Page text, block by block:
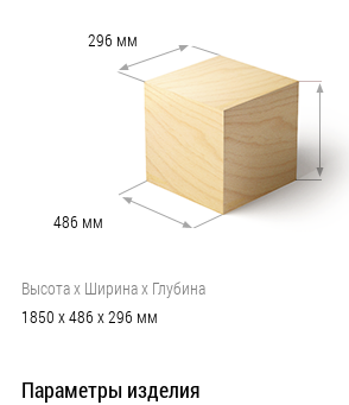
486 мм
296 мм
Высота х Ширина х Глубина
1850 х486 х296 мм
Параметры изделия